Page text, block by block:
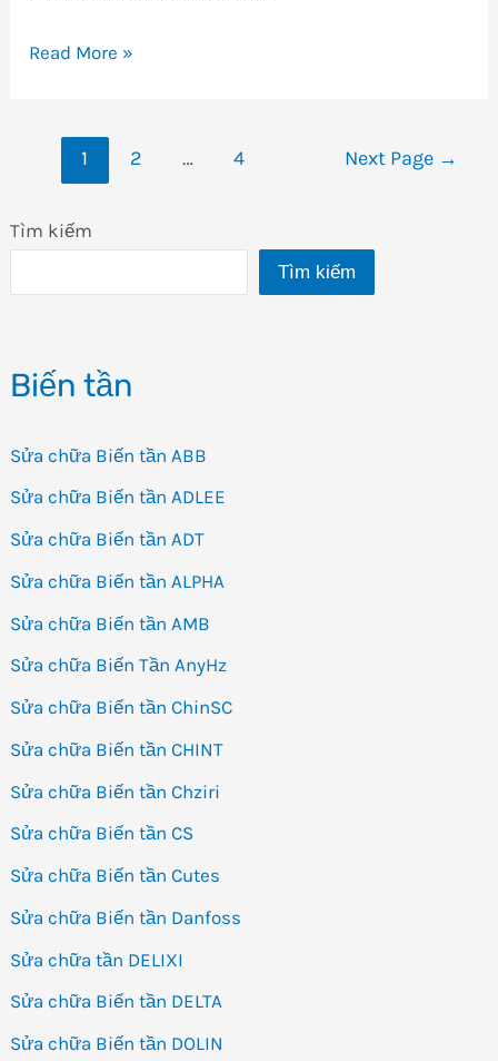
Tìm kiếm
Tìm kiếm
Biến tần
Sửa chữa Biến tần ABB
Sửa chữa Biến tần ADLEE
Sửa chữa Biến tần ADT
Sửa chữa Biến tần ALPHA
Sửa chữa Biến tần AMB
Sửa chữa Biến Tần AnyHz
Sửa chữa Biến tần ChinSC
Sửa chữa Biến tần CHINT
Sửa chữa Biến tần Chziri
Sửa chữa Biến tần CS
Sửa chữa Biến tần Cutes
Sửa chữa Biến tần Danfoss
Sửa chữa tần DELIXI
Sửa chữa Biến tần DELTA
Sửa chữa Biến tần DOLIN
S8JC-
Read More »
bài
viết
1 2 … 4 Next Page →